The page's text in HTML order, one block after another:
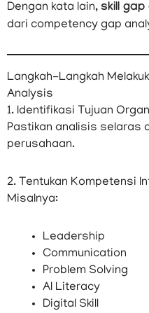
Dengan kata lain, skill gap
dari competency gap
Langkah-Langkah
Analysis
1. Identifikasi Tujuan
Pastikan analisis selaras
perusahaan.
2. Tentukan Kompetensi
Misalnya:
Leadership
Communication
Problem Solving
AI Literacy
Digital Skill